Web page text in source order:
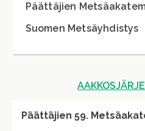
Päättäjien
Suomen Metsäyhdistys
Päättäjien 59.